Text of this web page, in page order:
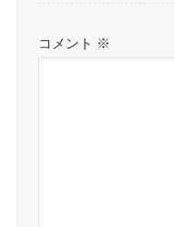
コメント ※